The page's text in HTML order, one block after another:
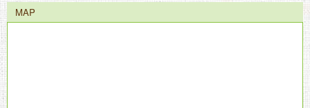
MAP